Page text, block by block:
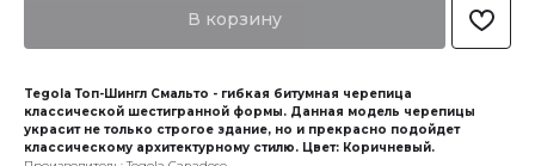
В корзину
Tegola Топ-Шингл Смальто - гибкая битумная черепица
классической шестигранной формы. Данная модель черепицы
украсит не только строгое здание, но и прекрасно подойдет
классическому архитектурному стилю. Цвет: Коричневый.